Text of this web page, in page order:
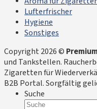
Lufterfrischer
Hygiene
Sonstiges
Copyright 2026 ©
und Tankstellen.
Zigaretten für
B2B Portal. Sorgfältig
Suche